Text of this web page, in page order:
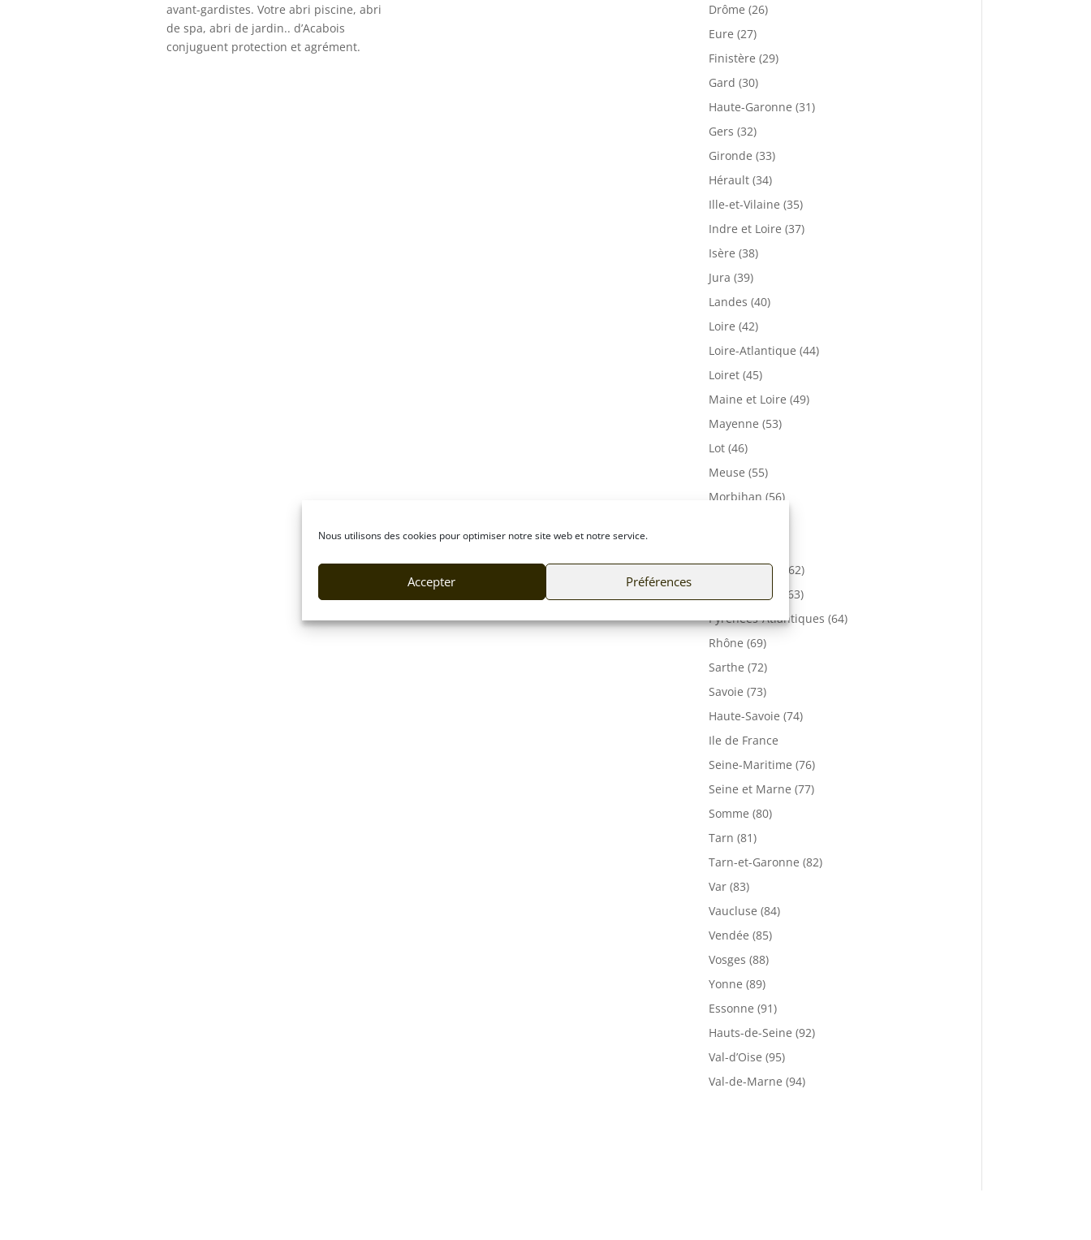
Nous utilisons des cookies pour optimiser notre site web et notre service.
Accepter Préférences
avant-gardistes. Votre abri piscine, abri
de spa, abri de jardin.. d’Acabois
conjuguent protection et agrément.
Drôme (26)
Eure (27)
Finistère (29)
Gard (30)
Haute-Garonne (31)
Gers (32)
Gironde (33)
Hérault (34)
Ille-et-Vilaine (35)
Indre et Loire (37)
Isère (38)
Jura (39)
Landes (40)
Loire (42)
Loire-Atlantique (44)
Loiret (45)
Maine et Loire (49)
Mayenne (53)
Lot (46)
Meuse (55)
Morbihan (56)
Pas-de-Calais (62)
Puy De Dôme (63)
Pyrénées-Atlantiques (64)
Rhône (69)
Sarthe (72)
Savoie (73)
Haute-Savoie (74)
Ile de France
Seine-Maritime (76)
Seine et Marne (77)
Somme (80)
Tarn (81)
Tarn-et-Garonne (82)
Var (83)
Vaucluse (84)
Vendée (85)
Vosges (88)
Yonne (89)
Essonne (91)
Hauts-de-Seine (92)
Val-d’Oise (95)
Val-de-Marne (94)